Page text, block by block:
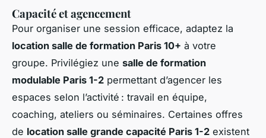
Capacité et agencement
Pour organiser une session efficace, adaptez la
location salle de formation Paris 10+ à votre
groupe. Privilégiez une salle de formation
modulable Paris 1-2 permettant d’agencer les
espaces selon l’activité : travail en équipe,
coaching, ateliers ou séminaires. Certaines offres
de location salle grande capacité Paris 1-2 existent